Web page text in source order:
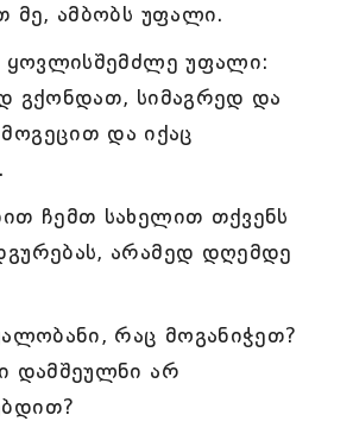
მე, ამბობს უფალი.
ყოვლისშემძლე უფალი:
გქონდათ, სიმაგრედ და
და იქაც
ჩემთ სახელით თქვენს
არამედ დღემდე
რაც მოგანიჭეთ?
დამშეულნი არ